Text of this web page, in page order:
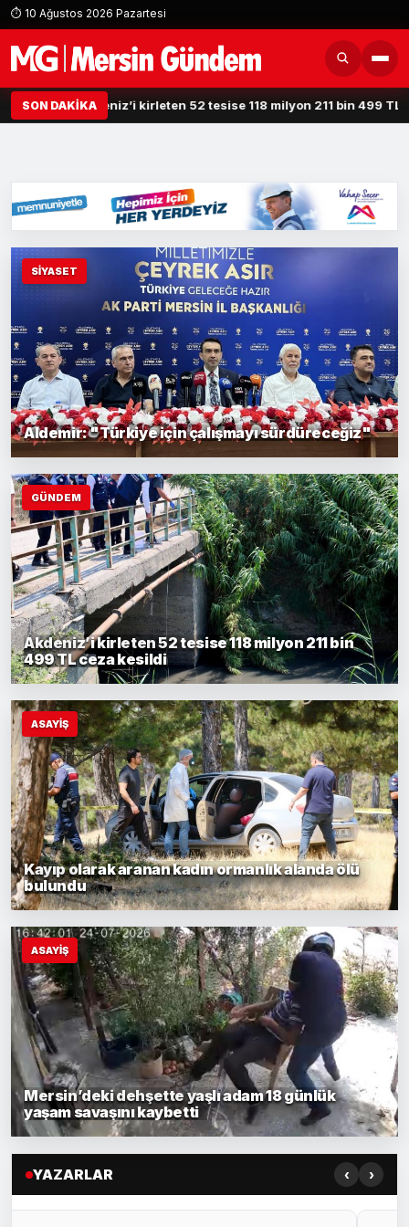
⏱ 10 Ağustos 2026 Pazartesi
SON DAKİKA
kirleten 52 tesise 118 milyon 211 bin 499 TL ceza kesildi
SİYASET
Aldemir: "Türkiye için çalışmayı sürdüreceğiz"
GÜNDEM
Akdeniz’i kirleten 52 tesise 118 milyon 211 bin
499 TL ceza kesildi
ASAYİŞ
Kayıp olarak aranan kadın ormanlık alanda ölü
bulundu
ASAYİŞ
Mersin’deki dehşette yaşlı adam 18 günlük
yaşam savaşını kaybetti
YAZARLAR ‹ ›